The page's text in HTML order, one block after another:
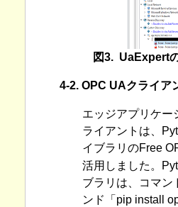
図3. UaExpert
4-2. OPC UAクライア
エッジアプリケー
ライアントは、
イブラリのFree
活用しました。
ブラリは、コマン
ンド「pip install